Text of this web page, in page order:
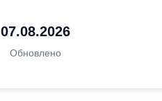
07.08.2026
Обновлено